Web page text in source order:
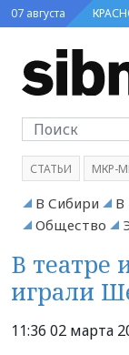
07 августа
СТАТЬИ МКР-
В Сибири В
Общество
В
играли
11:36 02 марта